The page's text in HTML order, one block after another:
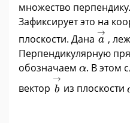
множество
Зафиксирует это на
плоскости. Дана
→
a
a→
,
Перпендикулярную
обозначаем α
α. В этом
вектор
→
b
b→
из плоскости